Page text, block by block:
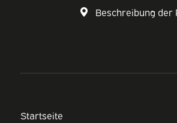
Beschreibung der
Startseite